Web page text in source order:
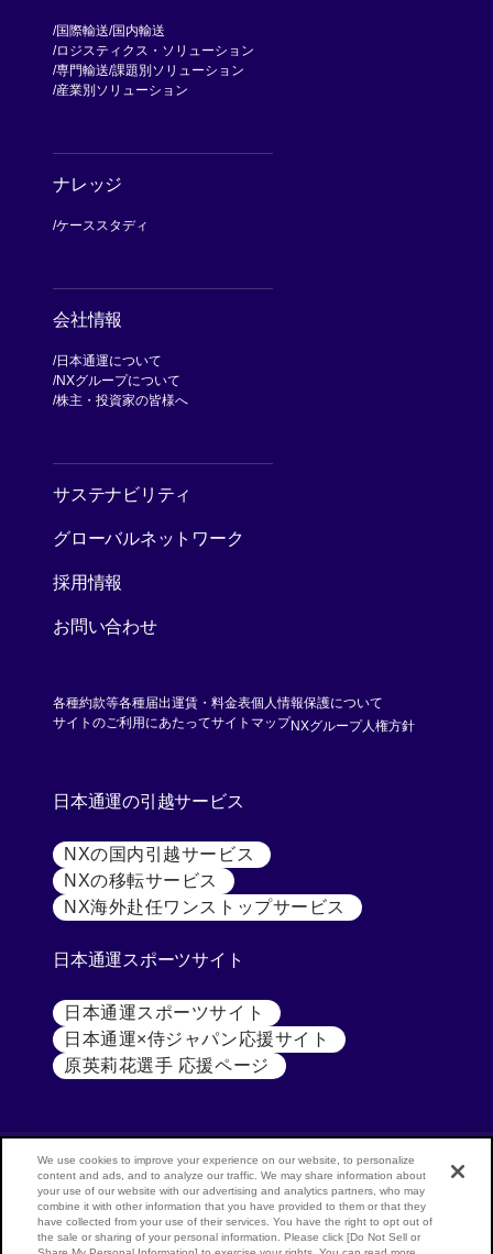
国際輸送 国内輸送
ロジスティクス・ソリューション
専門輸送 課題別ソリューション
産業別ソリューション
ナレッジ
ケーススタディ
会社情報
日本通運について
NXグループについて
株主・投資家の皆様へ
サステナビリティ
グローバルネットワーク
採用情報
お問い合わせ
各種約款等各種届出運賃・料金表個人情報保護について
サイトのご利用にあたってサイトマップNXグループ人権方針
日本通運の引越サービス
NXの国内引越サービス [別ウィンドウで開く]
NXの移転サービス [別ウィンドウで開く]
NX海外赴任ワンストップサービス [別ウィンドウで
日本通運スポーツサイト
日本通運スポーツサイト [別ウィンドウで開く]
日本通運×侍ジャパン応援サイト [別ウィンドウで開
原英莉花選手 応援ページ [別ウィンドウで開く]
公式SNS
NX
GROUP
(NIPPON
NIPPON
EXPRESS
We use cookies to improve your experience on our website, to personalize
content and ads, and to analyze our traffic. We may share information about
your use of our website with our advertising and analytics partners, who may
combine it with other information that you have provided to them or that they
have collected from your use of their services. You have the right to opt out of
the sale or sharing of your personal information. Please click [Do Not Sell or